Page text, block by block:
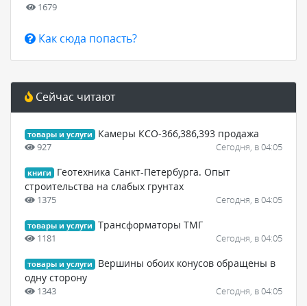
1679
Как сюда попасть?
Сейчас читают
товары и услуги Камеры КСО-366,386,393 продажа
927 Сегодня, в 04:05
книги
Геотехника Санкт-Петербурга. Опыт
строительства на слабых грунтах
1375 Сегодня, в 04:05
товары и услуги Трансформаторы ТМГ
1181 Сегодня, в 04:05
товары и услуги
Вершины обоих конусов обращены в
одну сторону
1343 Сегодня, в 04:05